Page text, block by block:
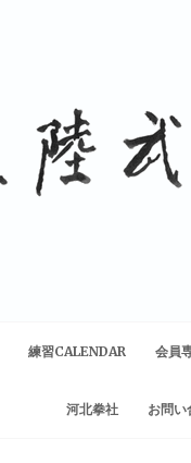
練習CALENDAR 会員
河北拳社 お問い